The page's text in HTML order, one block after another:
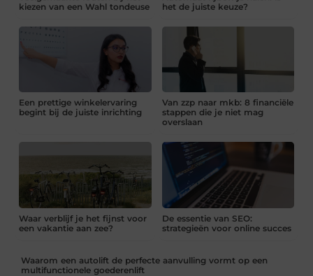
kiezen van een Wahl tondeuse
het de juiste keuze?
Een prettige winkelervaring
begint bij de juiste inrichting
Van zzp naar mkb: 8 financiële
stappen die je niet mag
overslaan
Waar verblijf je het fijnst voor
een vakantie aan zee?
De essentie van SEO:
strategieën voor online succes
Waarom een autolift de perfecte aanvulling vormt op een
multifunctionele goederenlift